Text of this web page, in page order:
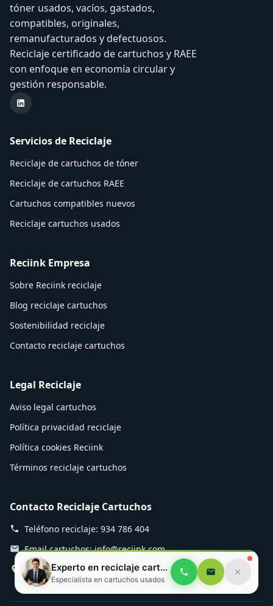
Experto en reciclaje cartuchos
Especialista en cartuchos usados
tóner usados, vacíos, gastados,
compatibles, originales,
remanufacturados y defectuosos.
Reciclaje certificado de cartuchos y RAEE
con enfoque en economía circular y
gestión responsable.
LinkedIn Reciink
Servicios de Reciclaje
Reciclaje de cartuchos de tóner
Reciclaje de cartuchos RAEE
Cartuchos compatibles nuevos
Reciclaje cartuchos usados
Reciink Empresa
Sobre Reciink reciclaje
Blog reciclaje cartuchos
Sostenibilidad reciclaje
Contacto reciclaje cartuchos
Legal Reciclaje
Aviso legal cartuchos
Política privacidad reciclaje
Política cookies Reciink
Términos reciclaje cartuchos
Contacto Reciclaje Cartuchos
Teléfono reciclaje: 934 786 404
Email cartuchos: info@reciink.com
Planta reciclaje: Mozart 12, Rubí